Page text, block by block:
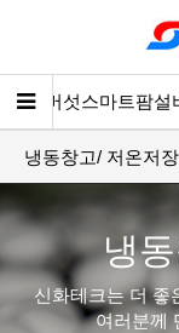
버섯스마트팜설
냉동창고/ 저온저
냉
신화테크는 더 좋
여러분께